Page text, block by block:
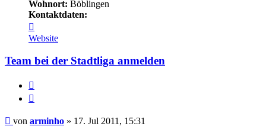
Wohnort: Böblingen
Kontaktdaten:
von
arminho
Website
Team bei der Stadtliga anmelden
Beitrag
von arminho » 17. Jul 2011, 15:31